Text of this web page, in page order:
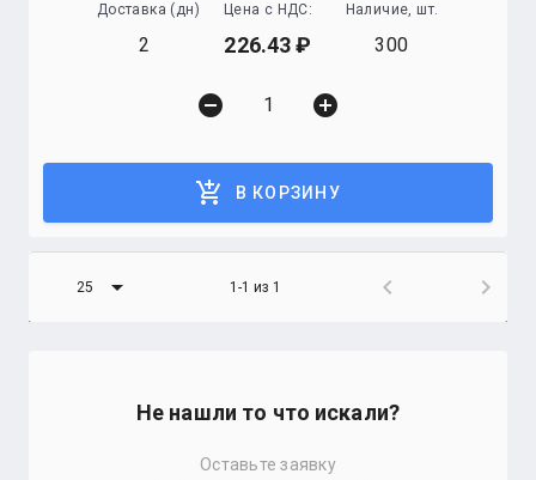
Доставка (дн)
2
Цена с НДС:
226.43
Наличие, шт.
300
remove_circle add_circle
add_shopping_cart В КОРЗИНУ
25 arrow_drop_down 1-1 из 1 chevron_left chevron_right
Не нашли то что искали?
Оставьте заявку